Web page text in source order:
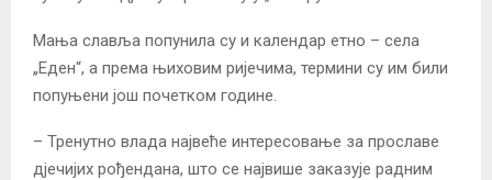
Мања славља попунила су и календар етно – села
„Еден“, а према њиховим ријечима, термини су им били
попуњени још почетком године.
– Тренутно влада највеће интересовање за прославе
дјечијих рођендана, што се највише заказује радним